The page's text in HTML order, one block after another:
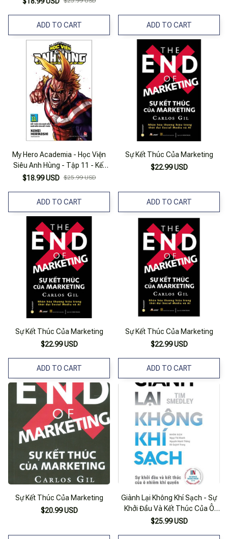
ADD TO CART ADD TO CART
My Hero Academia - Học Viện
Siêu Anh Hùng - Tập 11 - Kết
Thúc Của Khởi Đầu - Khởi Đầu
$18.99 USD $25.99 USD
ADD TO CART
Sự Kết Thúc Của Marketing
$22.99 USD
ADD TO CART
Sự Kết Thúc Của Marketing
$22.99 USD
ADD TO CART
Sự Kết Thúc Của Marketing
$22.99 USD
ADD TO CART
Sự Kết Thúc Của Marketing
$20.99 USD
Giành Lại Không Khí Sạch - Sự
Khởi Đầu Và Kết Thúc Của Ô
Nhiễm Khí Quyển
$25.99 USD